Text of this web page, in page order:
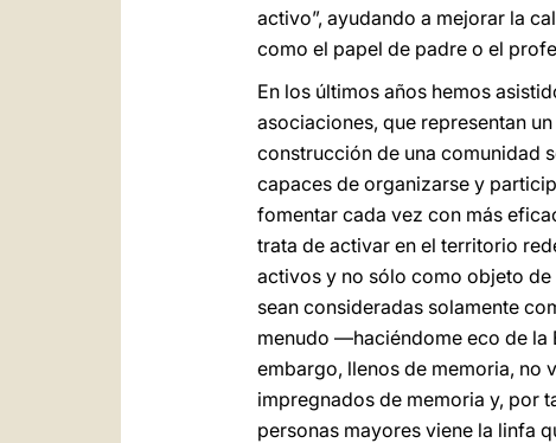
activo”, ayudando a mejorar la
como el papel de padre o el
En los últimos años hemos
asociaciones, que representan
construcción de una comunidad
capaces de organizarse y
fomentar cada vez con más
trata de activar en el territorio
activos y no sólo como objeto de
sean consideradas solamente
menudo ―haciéndome eco de la
embargo, llenos de memoria, no
impregnados de memoria y, por
personas mayores viene la linfa